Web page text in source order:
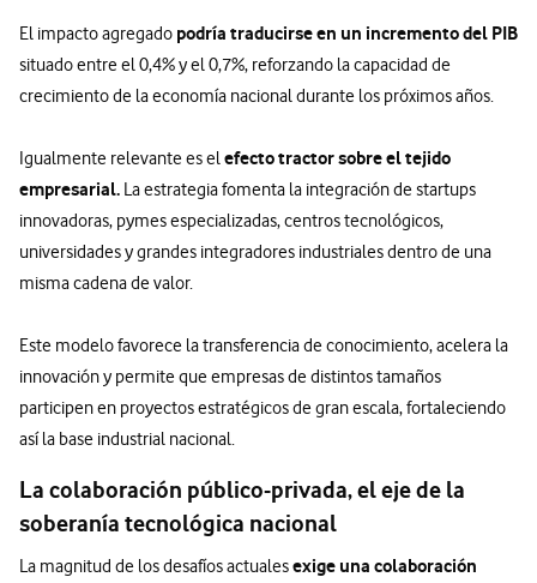
El impacto agregado podría traducirse en un incremento del PIB
situado entre el 0,4% y el 0,7%, reforzando la capacidad de
crecimiento de la economía nacional durante los próximos años.
Igualmente relevante es elefecto tractor sobre el tejido
empresarial. La estrategia fomenta la integración de startups
innovadoras, pymes especializadas, centros tecnológicos,
universidades y grandes integradores industriales dentro de una
misma cadena de valor.
Este modelo favorece la transferencia de conocimiento, acelera la
innovación y permite que empresas de distintos tamaños
participen en proyectos estratégicos de gran escala, fortaleciendo
así la base industrial nacional.
La colaboración público-privada, el eje de la
soberanía tecnológica nacional
La magnitud de los desafíos actualesexige una colaboración